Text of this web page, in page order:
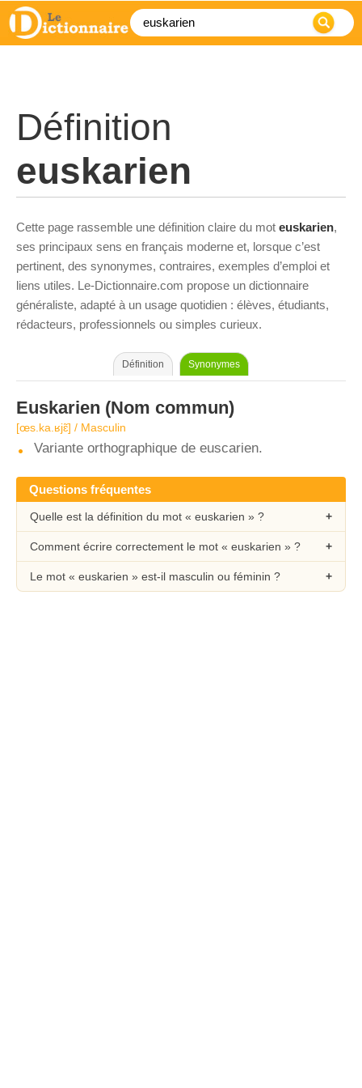
Définition
euskarien
Cette page rassemble une définition claire du mot euskarien,
ses principaux sens en français moderne et, lorsque c’est
pertinent, des synonymes, contraires, exemples d’emploi et
liens utiles. Le-Dictionnaire.com propose un dictionnaire
généraliste, adapté à un usage quotidien : élèves, étudiants,
rédacteurs, professionnels ou simples curieux.
Définition Synonymes
Euskarien (Nom commun)
[œs.ka.ʁjɛ̃] / Masculin
Variante orthographique de euscarien.
Questions fréquentes
Quelle est la définition du mot « euskarien » ?
Comment écrire correctement le mot « euskarien » ?
Le mot « euskarien » est-il masculin ou féminin ?